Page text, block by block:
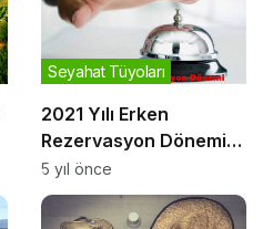
2021 Yılı Erken
Rezervasyon Dönemi
Yüzde 30-50 Arası
İndirimle Başladı
Seyahat Tüyoları
5 yıl önce